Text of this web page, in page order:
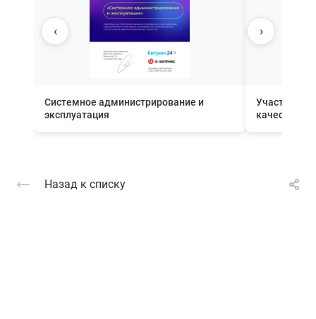
Системное администрирование и
эксплуатация
Участник
качества
‹ ›
Назад к списку